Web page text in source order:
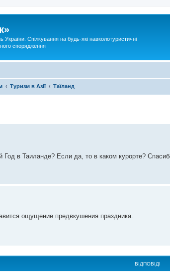
Спілкування на будь-які навколотуристичні
спорядження
Туризм в Азії Таїланд
в Таиланде? Если да, то в каком курорте?
ощущение предвкушения праздника.
ВІДПОВІДІ